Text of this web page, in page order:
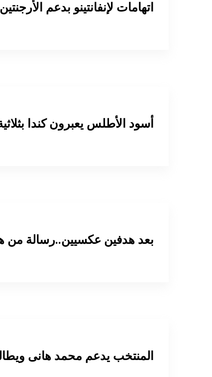
اتهامات لإنفانتينو بدعم
أسود الأطلس يعبرون كندا
بعد هدفين عكسيين..رسالة من
المنتخب يدعم محمد هانى